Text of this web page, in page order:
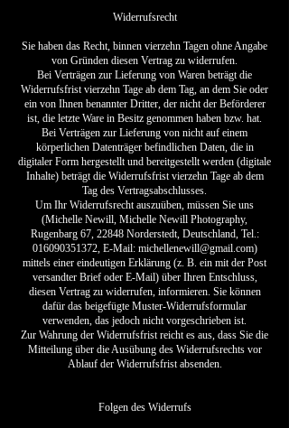
Widerrufsrecht
Sie haben das Recht, binnen vierzehn Tagen ohne Angabe
von Gründen diesen Vertrag zu widerrufen.
Bei Verträgen zur Lieferung von Waren beträgt die
Widerrufsfrist vierzehn Tage ab dem Tag, an dem Sie oder
ein von Ihnen benannter Dritter, der nicht der Beförderer
ist, die letzte Ware in Besitz genommen haben bzw. hat.
Bei Verträgen zur Lieferung von nicht auf einem
körperlichen Datenträger befindlichen Daten, die in
digitaler Form hergestellt und bereitgestellt werden (digitale
Inhalte) beträgt die Widerrufsfrist vierzehn Tage ab dem
Tag des Vertragsabschlusses.
Um Ihr Widerrufsrecht auszuüben, müssen Sie uns
(Michelle Newill, Michelle Newill Photography,
Rugenbarg 67, 22848 Norderstedt, Deutschland, Tel.:
016090351372, E-Mail: michellenewill@gmail.com)
mittels einer eindeutigen Erklärung (z. B. ein mit der Post
versandter Brief oder E-Mail) über Ihren Entschluss,
diesen Vertrag zu widerrufen, informieren. Sie können
dafür das beigefügte Muster-Widerrufsformular
verwenden, das jedoch nicht vorgeschrieben ist.
Zur Wahrung der Widerrufsfrist reicht es aus, dass Sie die
Mitteilung über die Ausübung des Widerrufsrechts vor
Ablauf der Widerrufsfrist absenden.
Folgen des Widerrufs